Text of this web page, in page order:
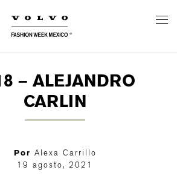
– ALEJANDRO
CARLIN
Por Alexa Carrillo
19 agosto, 2021